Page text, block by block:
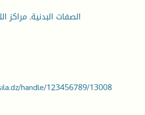
الصفات البدنية,مراكز
handle/123456789/13008